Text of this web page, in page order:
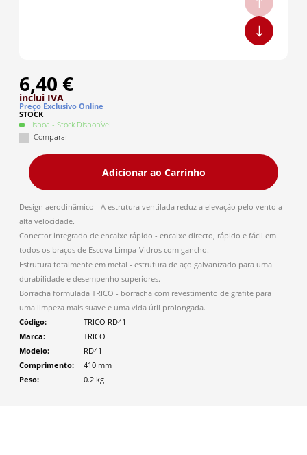
6,40 €
inclui IVA
Preço Exclusivo Online
STOCK
Lisboa - Stock Disponível
Comparar
Adicionar ao Carrinho
Design aerodinâmico - A estrutura ventilada reduz a elevação pelo vento a
alta velocidade.
Conector integrado de encaixe rápido - encaixe directo, rápido e fácil em
todos os braços de Escova Limpa-Vidros com gancho.
Estrutura totalmente em metal - estrutura de aço galvanizado para uma
durabilidade e desempenho superiores.
Borracha formulada TRICO - borracha com revestimento de grafite para
uma limpeza mais suave e uma vida útil prolongada.
Código
TRICO RD41
Marca
TRICO
Modelo
RD41
Comprimento
410 mm
Peso
0.2 kg